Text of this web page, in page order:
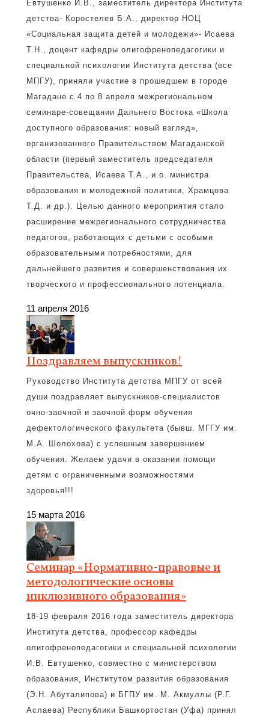
Евтушенко И.В., заместитель директора Института
детства- Коростелев Б.А., директор НОЦ
«Социальная защита детей и молодежи»- Исаева
Т.Н., доцент кафедры олигофренопедагогики и
специальной психологии Института детства (все
МПГУ), приняли участие в прошедшем в городе
Магадане с 4 по 8 апреля межрегиональном
семинаре-совещании Дальнего Востока «Школа
доступного образования: новый взгляд»,
организованного Правительством Магаданской
области (первый заместитель председателя
Правительства, Исаева Т.А., и.о. министра
образования и молодежной политики, Храмцова
Т.Д. и др.). Целью данного мероприятия стало
расширение межрегионального сотрудничества
педагогов, работающих с детьми с особыми
образовательными потребностями, для
дальнейшего развития и совершенствования их
творческого и профессионального потенциала.
11 апреля 2016
Поздравляем выпускников!
Руководство Института детства МПГУ от всей
души поздравляет выпускников-специалистов
очно-заочной и заочной форм обучения
дефектологического факультета (бывш. МГГУ им.
М.А. Шолохова) с успешным завершением
обучения. Желаем удачи в оказании помощи
детям с ограниченными возможностями
здоровья!!!
15 марта 2016
Семинар «Нормативно-правовые и
методологические основы
инклюзивного образования»
18-19 февраля 2016 года заместитель директора
Института детства, профессор кафедры
олигофренопедагогики и специальной психологии
И.В. Евтушенко, совместно с министерством
образования, Институтом развития образования
(Э.Н. Абуталипова) и БГПУ им. М. Акмуллы (Р.Г.
Аслаева) Республики Башкортостан (Уфа) принял